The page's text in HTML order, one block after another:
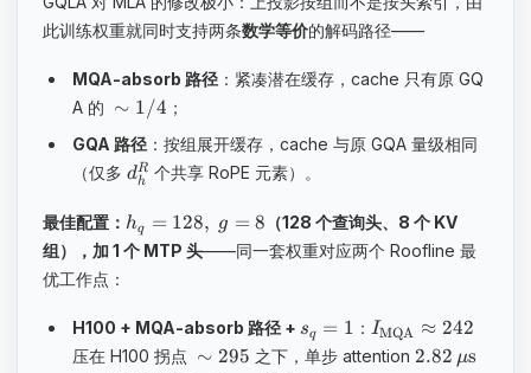
此训练权重就同时支持两条数学等价的解码路径——
MQA-absorb 路径：紧凑潜在缓存，cache 只有原 GQ
A 的 ∼ 1/4 ；
GQA 路径：按组展开缓存，cache 与原 GQA 量级相同
（仅多 dh
R 个共享 RoPE 元素）。
最佳配置： hq = 128, g = 8 （128 个查询头、8 个 KV
组），加 1 个 MTP 头——同一套权重对应两个 Roofline 最
优工作点：
H100 + MQA-absorb 路径 + sq = 1 ： IMQA ≈ 242
压在 H100 拐点 ∼ 295 之下，单步 attention ​2.82 μs